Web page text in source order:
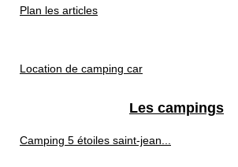
Plan les articles
Location de camping car
Les campings
Camping 5 étoiles saint-jean...